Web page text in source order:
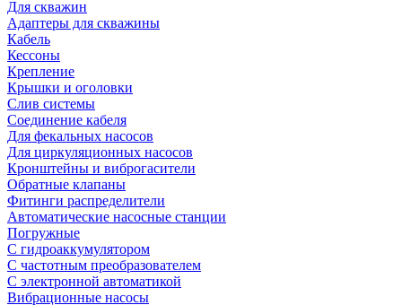
Для скважин
Адаптеры для скважины
Кабель
Кессоны
Крепление
Крышки и оголовки
Слив системы
Соединение кабеля
Для фекальных насосов
Для циркуляционных насосов
Кронштейны и виброгасители
Обратные клапаны
Фитинги распределители
Автоматические насосные станции
Погружные
С гидроаккумулятором
С частотным преобразователем
С электронной автоматикой
Вибрационные насосы